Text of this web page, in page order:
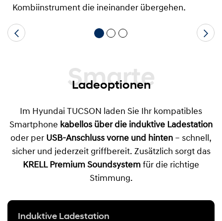
Kombiinstrument die ineinander übergehen.
Smarte
Ladeoptionen
Im Hyundai TUCSON laden Sie Ihr kompatibles
Smartphone kabellos über die induktive Ladestation
oder per USB-Anschluss vorne und hinten – schnell,
sicher und jederzeit griffbereit. Zusätzlich sorgt das
KRELL Premium Soundsystem für die richtige
Stimmung.
Induktive Ladestation